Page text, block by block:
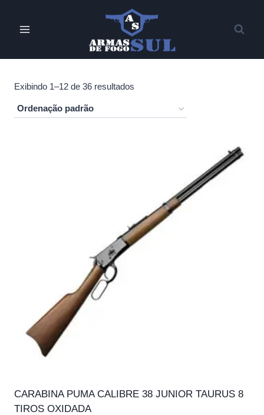
Exibindo 1–12 de 36 resultados
CARABINA PUMA CALIBRE 38 JUNIOR TAURUS 8
TIROS OXIDADA